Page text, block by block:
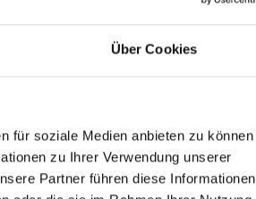
Über Cookies
für soziale Medien anbieten zu können
zu Ihrer Verwendung unserer
Partner führen diese Informationen
Kettler